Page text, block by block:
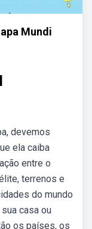
Mundi
devemos
ela caiba
entre o
terrenos e
do mundo
casa ou
os países, os